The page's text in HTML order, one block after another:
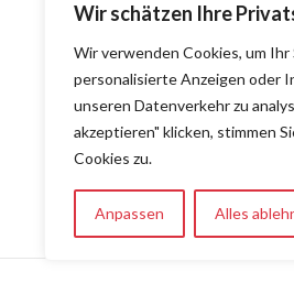
Wir schätzen Ihre
Wir verwenden Cookies, um
personalisierte Anzeigen oder
unseren Datenverkehr zu
akzeptieren" klicken, stimmen
Cookies zu.
Anpassen Alles
Kreuzdornweg 8 - 41844
info@stickerkiste.de